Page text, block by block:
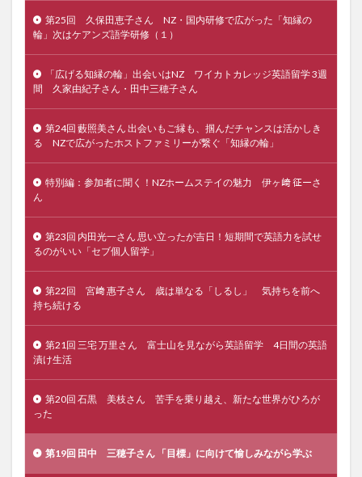
第25回 久保田恵子さん NZ・国内研修で広がった「知縁の
輪」次はケアンズ語学研修（１）
「広げる知縁の輪」出会いはNZ ワイカトカレッジ英語留学 3週
間 久家由紀子さん・田中三穂子さん
第24回 藪照美さん 出会いもご縁も、掴んだチャンスは活かしき
る NZで広がったホストファミリーが繋ぐ「知縁の輪」
特別編：参加者に聞く！NZホームステイの魅力 伊ヶ﨑 征一さ
ん
第23回 内田光一さん 思い立ったが吉日！短期間で英語力を試せ
るのがいい「セブ個人留学」
第22回 宮﨑 惠子さん 歳は単なる「しるし」 気持ちを前へ
持ち続ける
第21回 三宅 万里さん 富士山を見ながら英語留学 4日間の英語
漬け生活
第20回 石黒 美枝さん 苦手を乗り越え、新たな世界がひろが
った
第19回 田中 三穂子さん 「目標」に向けて愉しみながら学ぶ